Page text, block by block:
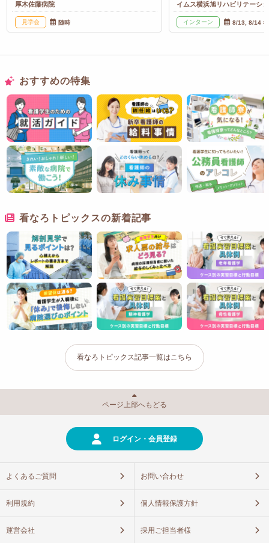
厚木佐藤病院
見学会 随時
イムス横浜旭リハビリテーシ
インターン 8/13, 8/14
おすすめの特集
看なろトピックスの新着記事
看なろトピックス記事一覧はこちら
ページ上部へもどる
ログイン・会員登録
よくあるご質問 お問い合わせ
利用規約 個人情報保護方針
運営会社 採用ご担当者様